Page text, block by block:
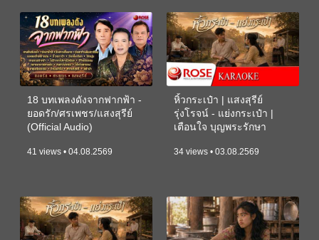
18 บทเพลงดังจากฟากฟ้า -
ยอดรัก/ศรเพชร/แสงสุรีย์
(Official Audio)
41 views • 04.08.2569
หิ้วกระเป๋า | แสงสุรีย์
รุ่งโรจน์ - แย่งกระเป๋า |
เตือนใจ บุญพระรักษา
34 views • 03.08.2569